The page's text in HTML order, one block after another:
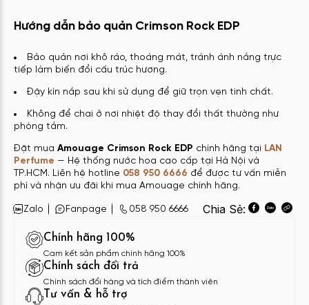
Hướng dẫn bảo quản Crimson Rock EDP
Bảo quản nơi khô ráo, thoáng mát, tránh ánh nắng trực
tiếp làm biến đổi cấu trúc hương.
Đậy kín nắp sau khi sử dụng để giữ trọn vẹn tinh chất.
Không để chai ở nơi nhiệt độ thay đổi thất thường như
phòng tắm.
Đặt mua Amouage Crimson Rock EDP chính hãng tại LAN
Perfume — Hệ thống nước hoa cao cấp tại Hà Nội và
TP.HCM. Liên hệ hotline 058 950 6666 để được tư vấn miễn
phí và nhận ưu đãi khi mua Amouage chính hãng.
Zalo Fanpage 058 950 6666 Chia Sẻ:
Chính hãng 100%
Cam kết sản phẩm chính hãng 100%
Chính sách đổi trả
Chính sách đổi hàng và tích điểm thành viên
Tư vấn & hỗ trợ